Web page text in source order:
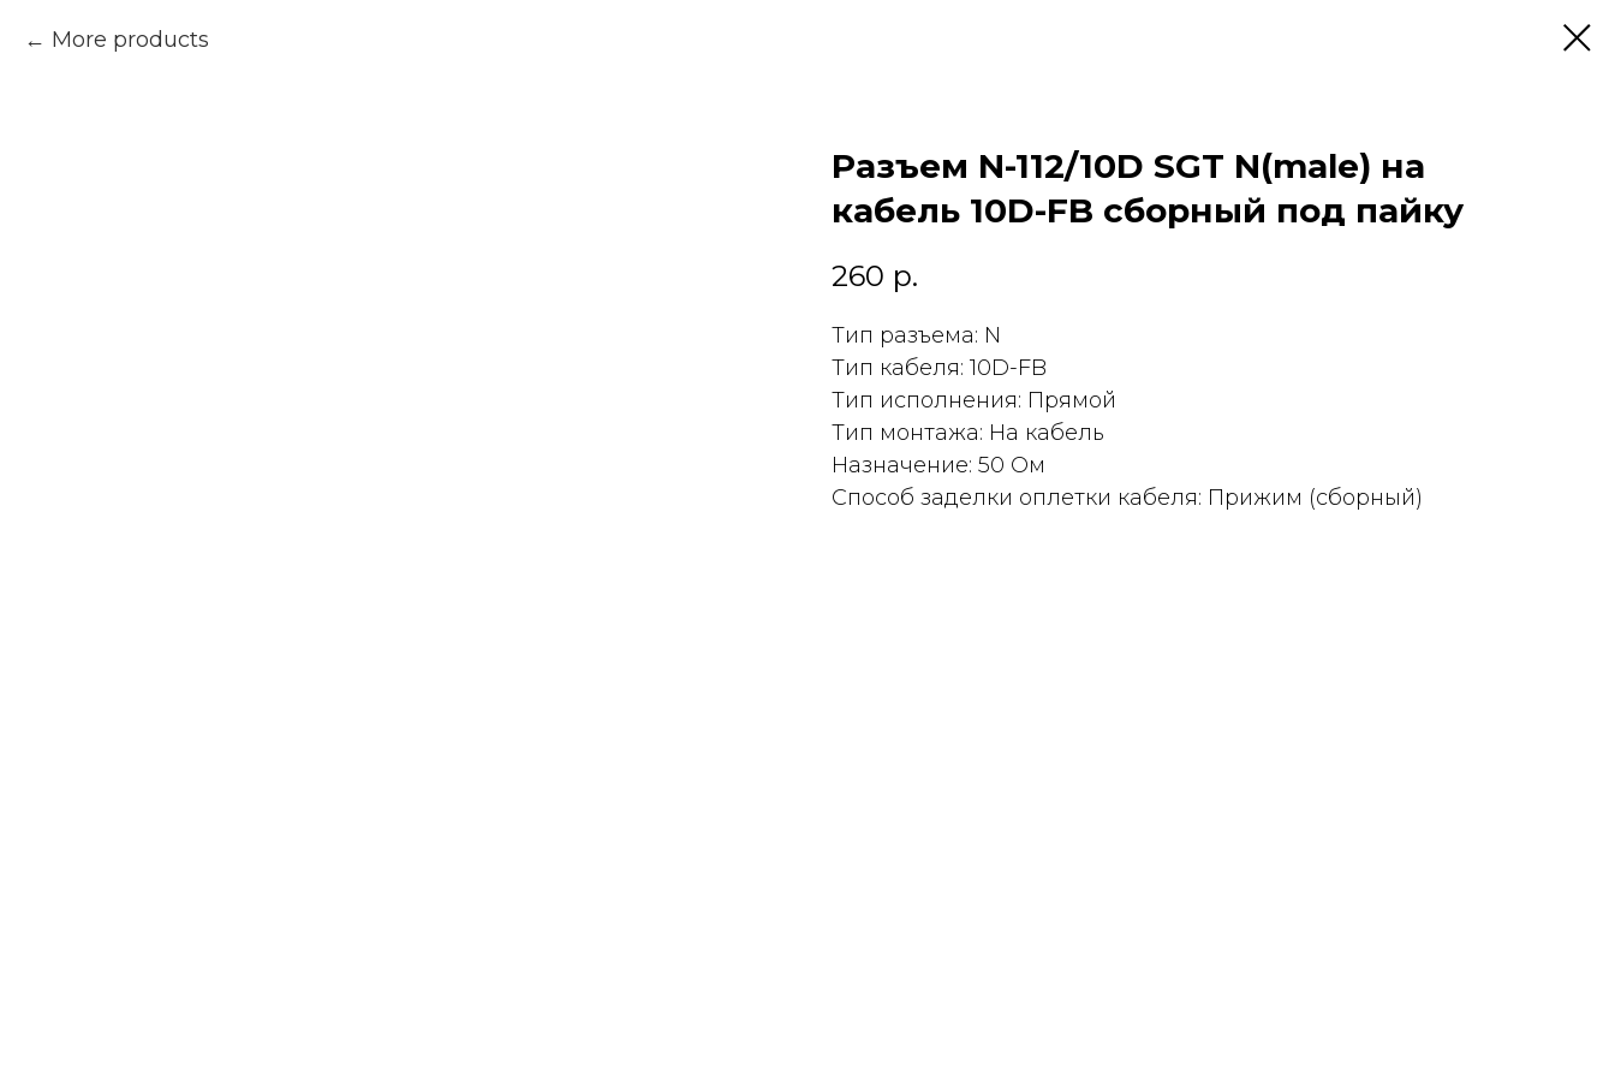
More products
Разъем N-112/10D SGT N(male) на
кабель 10D-FB сборный под пайку
260 р.
Тип разъема: N
Тип кабеля: 10D-FB
Тип исполнения: Прямой
Тип монтажа: На кабель
Назначение: 50 Ом
Способ заделки оплетки кабеля: Прижим (сборный)